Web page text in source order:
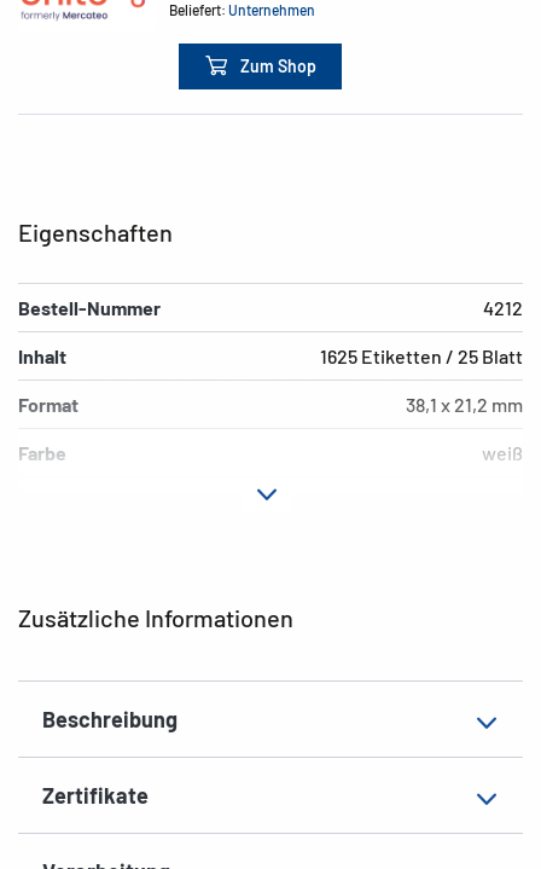
Beliefert:Unternehmen
Zum Shop
Zusätzliche Informationen
Beschreibung
Zertifikate
Eigenschaften
Bestell-Nummer 4212
Inhalt 1625 Etiketten / 25 Blatt
Format 38,1 x 21,2 mm
Farbe weiß